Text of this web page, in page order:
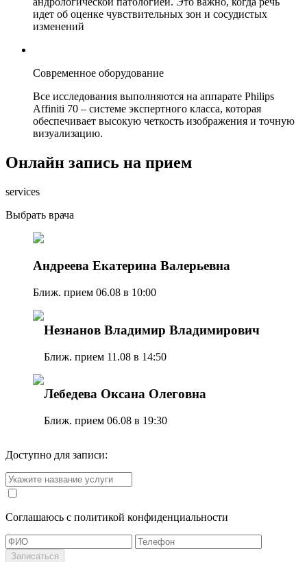
идет об оценке чувствительных зон и сосудистых
изменений
Современное оборудование
Все исследования выполняются на аппарате Philips
Affiniti 70 – системе экспертного класса, которая
обеспечивает высокую четкость изображения и точную
визуализацию.
Онлайн запись на прием
services
Выбрать врача
Андреева Екатерина Валерьевна
Ближ. прием 06.08 в 10:00
Незнанов Владимир Владимирович
Ближ. прием 11.08 в 14:50
Лебедева Оксана Олеговна
Ближ. прием 06.08 в 19:30
Доступно для записи:
Cоглашаюсь с политикой конфиденциальности
Записаться